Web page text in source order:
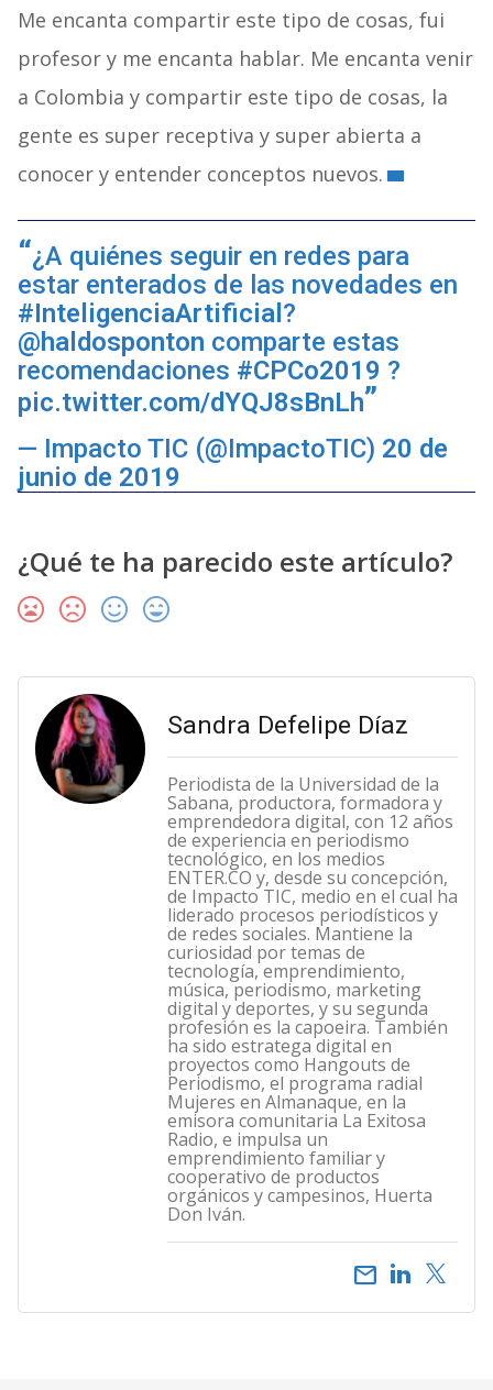
Me encanta compartir este tipo de cosas, fui
profesor y me encanta hablar. Me encanta venir
a Colombia y compartir este tipo de cosas, la
gente es super receptiva y super abierta a
conocer y entender conceptos nuevos.
¿A quiénes seguir en redes para
estar enterados de las novedades en
#InteligenciaArtificial ?
@haldosponton comparte estas
recomendaciones #CPCo2019 ?
pic.twitter.com/dYQJ8sBnLh
— Impacto TIC (@ImpactoTIC) 20 de
junio de 2019
¿Qué te ha parecido este artículo?
Sandra Defelipe Díaz
Periodista de la Universidad de la
Sabana, productora, formadora y
emprendedora digital, con 12 años
de experiencia en periodismo
tecnológico, en los medios
ENTER.CO y, desde su concepción,
de Impacto TIC, medio en el cual ha
liderado procesos periodísticos y
de redes sociales. Mantiene la
curiosidad por temas de
tecnología, emprendimiento,
música, periodismo, marketing
digital y deportes, y su segunda
profesión es la capoeira. También
ha sido estratega digital en
proyectos como Hangouts de
Periodismo, el programa radial
Mujeres en Almanaque, en la
emisora comunitaria La Exitosa
Radio, e impulsa un
emprendimiento familiar y
cooperativo de productos
orgánicos y campesinos, Huerta
Don Iván.
email